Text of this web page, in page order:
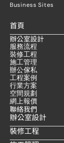
Business Sites
首頁
辦公室設計
服務流程
裝修工程
施工管理
辦公傢私
工程案例
行業方案
空間規劃
網上報價
聯絡我們
辦公室設計
裝修工程